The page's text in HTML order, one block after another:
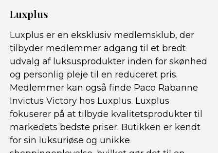
Luxplus
Luxplus er en eksklusiv medlemsklub, der
tilbyder medlemmer adgang til et bredt
udvalg af luksusprodukter inden for skønhed
og personlig pleje til en reduceret pris.
Medlemmer kan også finde Paco Rabanne
Invictus Victory hos Luxplus. Luxplus
fokuserer på at tilbyde kvalitetsprodukter til
markedets bedste priser. Butikken er kendt
for sin luksuriøse og unikke